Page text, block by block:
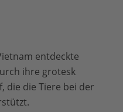
entdeckte
ihre grotesk
die die Tiere bei der